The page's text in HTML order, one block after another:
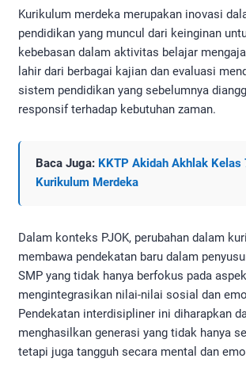
Kurikulum merdeka merupakan inovasi
pendidikan yang muncul dari keinginan
kebebasan dalam aktivitas belajar
lahir dari berbagai kajian dan evaluasi
sistem pendidikan yang sebelumnya
responsif terhadap kebutuhan zaman.
Baca Juga: KKTP Akidah Akhlak Kelas
Kurikulum Merdeka
Dalam konteks PJOK, perubahan dalam
membawa pendekatan baru dalam
SMP yang tidak hanya berfokus pada
mengintegrasikan nilai-nilai sosial dan
Pendekatan interdisipliner ini diharapkan
menghasilkan generasi yang tidak hanya
tetapi juga tangguh secara mental dan